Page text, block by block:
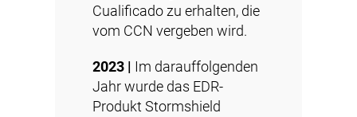
Cualificado zu erhalten, die
vom CCN vergeben wird.
2023 | Im darauffolgenden
Jahr wurde das EDR-
Produkt Stormshield